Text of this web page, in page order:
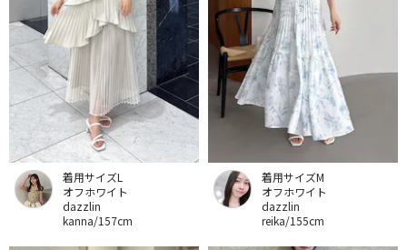
着用サイズL
オフホワイト
dazzlin
kanna/157cm
着用サイズM
オフホワイト
dazzlin
reika/155cm